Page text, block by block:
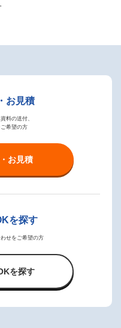
お見積
料の送付、
希望の方
お見積
を探す
せをご希望の方
を探す